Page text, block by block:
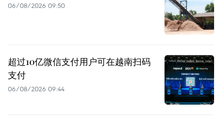
06/08/2026 09:50
超过10亿微信支付用户可在越南扫码
支付
06/08/2026 09:44